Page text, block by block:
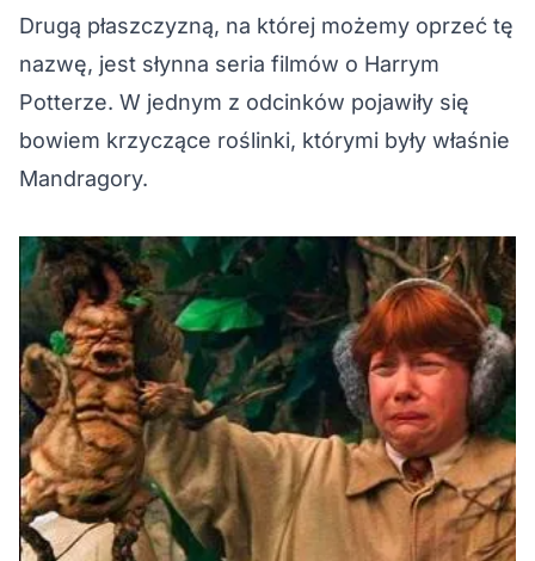
Drugą płaszczyzną, na której możemy oprzeć tę
nazwę, jest słynna seria filmów o Harrym
Potterze. W jednym z odcinków pojawiły się
bowiem krzyczące roślinki, którymi były właśnie
Mandragory.